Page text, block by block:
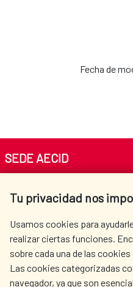
Fecha de
Tu privacidad nos
Usamos cookies para
realizar ciertas funciones.
sobre cada una de las
Las cookies categorizadas
navegador, ya que son
SEDE AECID
Tel. +34 900 20 30 54​​​​​​​
AECID
L'ACTION HUMANITAIRE